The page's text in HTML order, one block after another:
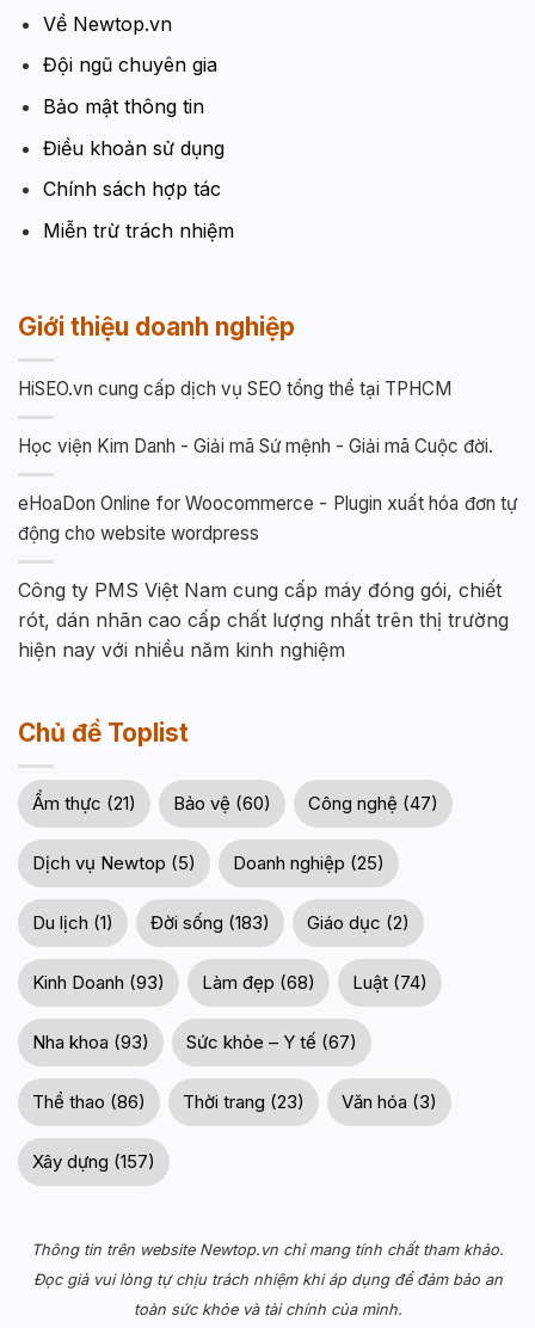
Về Newtop.vn
Đội ngũ chuyên gia
Bảo mật thông tin
Điều khoản sử dụng
Chính sách hợp tác
Miễn trừ trách nhiệm
Giới thiệu doanh nghiệp
HiSEO.vn cung cấp dịch vụ SEO tổng thể tại TPHCM
Học viện Kim Danh - Giải mã Sứ mệnh - Giải mã Cuộc đời.
eHoaDon Online for Woocommerce - Plugin xuất hóa đơn tự
động cho website wordpress
Công ty PMS Việt Nam cung cấp máy đóng gói, chiết
rót, dán nhãn cao cấp chất lượng nhất trên thị trường
hiện nay với nhiều năm kinh nghiệm
Chủ đề Toplist
Ẩm thực (21) Bảo vệ (60) Công nghệ (47)
Dịch vụ Newtop (5) Doanh nghiệp (25)
Du lịch (1) Đời sống (183) Giáo dục (2)
Kinh Doanh (93) Làm đẹp (68) Luật (74)
Nha khoa (93) Sức khỏe – Y tế (67)
Thể thao (86) Thời trang (23) Văn hóa (3)
Xây dựng (157)
Thông tin trên website Newtop.vn chỉ mang tính chất tham khảo.
Đọc giả vui lòng tự chịu trách nhiệm khi áp dụng để đảm bảo an
toàn sức khỏe và tài chính của mình.